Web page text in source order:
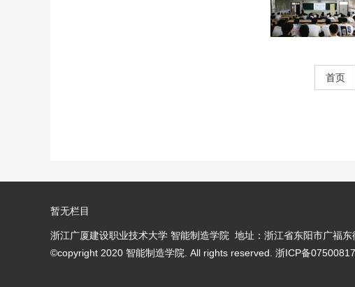
首页
暂无栏目
浙江广厦建设职业技术大学 智能制造学院 地址：浙江省东阳市广福
©copyright 2020 智能制造学院. All rights reserved. 浙ICP备